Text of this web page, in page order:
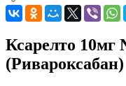
Ксарелто 10мг
(Ривароксабан)